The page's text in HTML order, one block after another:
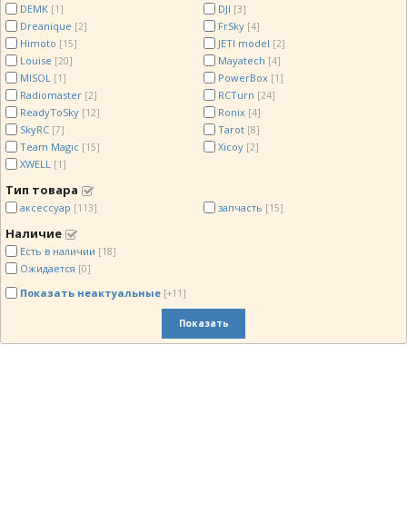
DEMK [1] DJI [3]
Dreanique [2] FrSky [4]
Himoto [15] JETI model [2]
Louise [20] Mayatech [4]
MISOL [1] PowerBox [1]
Radiomaster [2] RCTurn [24]
ReadyToSky [12] Ronix [4]
SkyRC [7] Tarot [8]
Team Magic [15] Xicoy [2]
XWELL [1]
Тип товара
аксессуар [113] запчасть [15]
Наличие
Есть в наличии [18]
Ожидается [0]
Показать неактуальные [+11]
Показать